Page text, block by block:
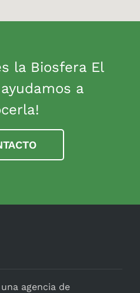
la Biosfera El
ayudamos a
una agencia de